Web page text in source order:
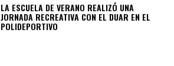
LA ESCUELA DE VERANO REALIZÓ UNA
JORNADA RECREATIVA CON EL DUAR EN EL
POLIDEPORTIVO